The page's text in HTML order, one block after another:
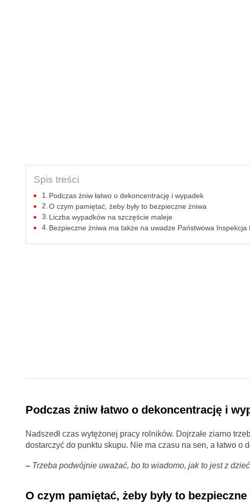
Spis treści
Podczas żniw łatwo o dekoncentrację i wypadek
O czym pamiętać, żeby były to bezpieczne żniwa
Liczba wypadków na szczęście maleje
Bezpieczne żniwa ma także na uwadze Państwowa Inspekcja
Podczas żniw łatwo o dekoncentrację i
Nadszedł czas wytężonej pracy rolników. Dojrzałe ziarno
dostarczyć do punktu skupu. Nie ma czasu na sen, a łatwo
–Trzeba podwójnie uważać, bo to wiadomo, jak to jest z
O czym pamiętać, żeby były to